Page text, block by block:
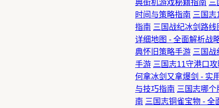
典街机游戏秘籍指南 三
时间与策略指南 三国
指南 三国战纪冰剑路
详细地图 - 全面解析战
典怀旧策略手游 三国
手游 三国志11守港口
何拿冰剑又拿爆剑 - 实
与技巧指南 三国志哪
南 三国志铜雀宝物 - 全